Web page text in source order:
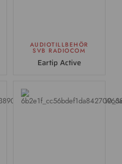
AUDIOTILLBEHÖR
SVB RADIOCOM
Eartip Active